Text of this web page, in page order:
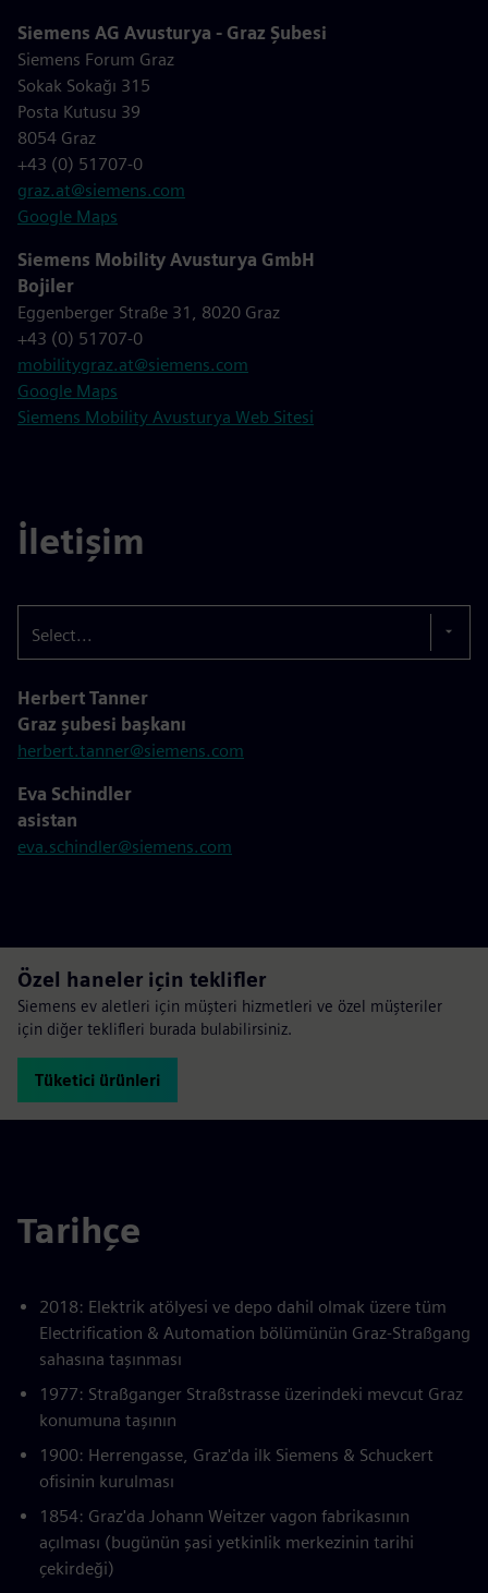
Siemens AG Avusturya - Graz Şubesi
Siemens Forum Graz
Sokak Sokağı 315
Posta Kutusu 39
8054 Graz
+43 (0) 51707-0
graz.at@siemens.com
Google Maps
Siemens Mobility Avusturya GmbH
Bojiler
Eggenberger Straße 31, 8020 Graz
+43 (0) 51707-0
mobilitygraz.at@siemens.com
Google Maps
Siemens Mobility Avusturya Web Sitesi
İletişim
Select...
Herbert Tanner
Graz şubesi başkanı
herbert.tanner@siemens.com
Eva Schindler
asistan
eva.schindler@siemens.com
Özel haneler için teklifler
Siemens ev aletleri için müşteri hizmetleri ve özel müşteriler
için diğer teklifleri burada bulabilirsiniz.
Tüketici ürünleri
Tarihçe
2018: Elektrik atölyesi ve depo dahil olmak üzere tüm
Electrification & Automation bölümünün Graz-Straßgang
sahasına taşınması
1977: Straßganger Straßstrasse üzerindeki mevcut Graz
konumuna taşının
1900: Herrengasse, Graz'da ilk Siemens & Schuckert
ofisinin kurulması
1854: Graz'da Johann Weitzer vagon fabrikasının
açılması (bugünün şasi yetkinlik merkezinin tarihi
çekirdeği)